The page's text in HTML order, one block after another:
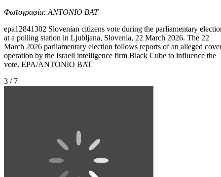
Φωτογραφία: ANTONIO BAT
epa12841302 Slovenian citizens vote during the parliamentary
at a polling station in Ljubljana, Slovenia, 22 March 2026. The 22
March 2026 parliamentary election follows reports of an alleged
operation by the Israeli intelligence firm Black Cube to influence the
vote. EPA/ANTONIO BAT
3 / 7